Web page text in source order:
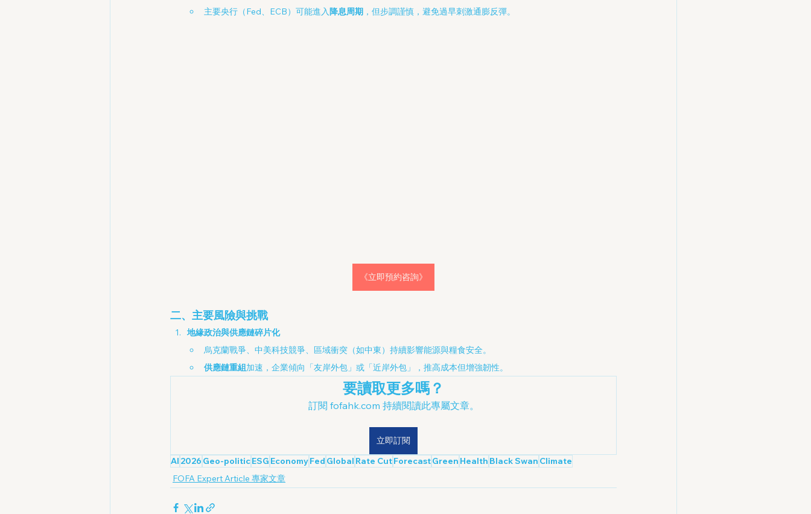
主要央行（Fed、ECB）可能進入降息周期 ，但步調謹慎，避免過早刺激通膨反彈。
《立即預約咨詢》
二、主要風險與挑戰
地緣政治與供應鏈碎片化
烏克蘭戰爭、中美科技競爭、區域衝突（如中東）持續影響能源與糧食安全。
供應鏈重組加速，企業傾向「友岸外包」或「近岸外包」，推高成本但增強韌性。
要讀取更多嗎？
訂閱 fofahk.com 持續閱讀此專屬文章。
立即訂閱
AI 2026 Geo-politicESG EconomyFed Global Rate CutForecastGreen Health Black Swan Climate
FOFA Expert Article 專家文章